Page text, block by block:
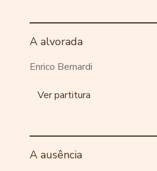
A alvorada
Enrico Bernardi
Ver partitura
A ausência